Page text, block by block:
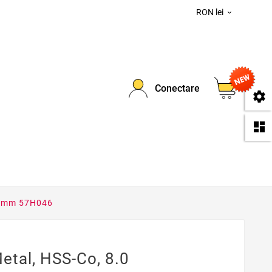
RON lei 
Conectare
0
57H046
HSS-Co, 8.0